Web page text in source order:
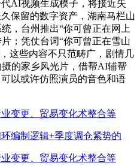
AI视频生成模子，将接近失
保留的数字资产，湖南马栏山
，台州推出“你可曾正在网上
；凭仗台词“你可曾正在雪山
这些内容不只范畴广，剧情几
的家乡风光片，借帮AI辅帮
以或许仿照演员的音色和语
变更、贸易变化术整合等
编制逻辑+季度调仓紧势的
变更、贸易变化术整合等